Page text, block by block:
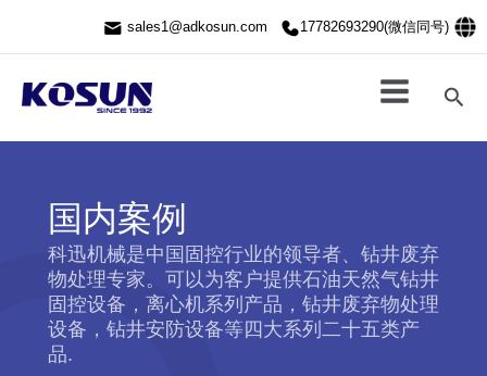
sales1@adkosun.com 17782693290(微信同号)
搜
索
国内案例
科迅机械是中国固控行业的领导者、钻井废弃
物处理专家。可以为客户提供石油天然气钻井
固控设备，离心机系列产品，钻井废弃物处理
设备，钻井安防设备等四大系列二十五类产
品.